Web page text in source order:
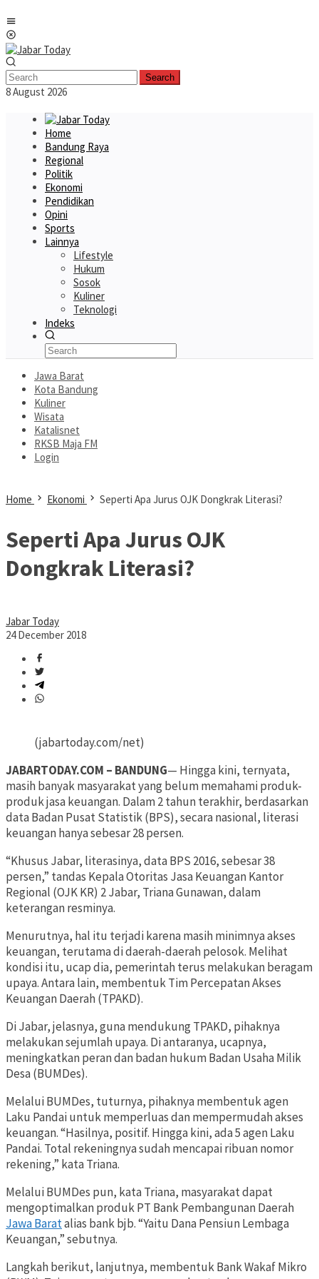
to
content
Search
8 August 2026
Home
Bandung Raya
Regional
Politik
Ekonomi
Pendidikan
Opini
Sports
Lainnya
Lifestyle
Hukum
Sosok
Kuliner
Teknologi
Indeks
Jawa Barat
Kota Bandung
Kuliner
Wisata
Katalisnet
RKSB Maja FM
Login
Home Ekonomi Seperti Apa Jurus OJK Dongkrak Literasi?
Seperti Apa Jurus OJK
Dongkrak Literasi?
Jabar Today
24 December 2018
(jabartoday.com/net)
JABARTODAY.COM – BANDUNG— Hingga kini, ternyata,
masih banyak masyarakat yang belum memahami produk-
produk jasa keuangan. Dalam 2 tahun terakhir, berdasarkan
data Badan Pusat Statistik (BPS), secara nasional, literasi
keuangan hanya sebesar 28 persen.
“Khusus Jabar, literasinya, data BPS 2016, sebesar 38
persen,” tandas Kepala Otoritas Jasa Keuangan Kantor
Regional (OJK KR) 2 Jabar, Triana Gunawan, dalam
keterangan resminya.
Menurutnya, hal itu terjadi karena masih minimnya akses
keuangan, terutama di daerah-daerah pelosok. Melihat
kondisi itu, ucap dia, pemerintah terus melakukan beragam
upaya. Antara lain, membentuk Tim Percepatan Akses
Keuangan Daerah (TPAKD).
Di Jabar, jelasnya, guna mendukung TPAKD, pihaknya
melakukan sejumlah upaya. Di antaranya, ucapnya,
meningkatkan peran dan badan hukum Badan Usaha Milik
Desa (BUMDes).
Melalui BUMDes, tuturnya, pihaknya membentuk agen
Laku Pandai untuk memperluas dan mempermudah akses
keuangan. “Hasilnya, positif. Hingga kini, ada 5 agen Laku
Pandai. Total rekeningnya sudah mencapai ribuan nomor
rekening,” kata Triana.
Melalui BUMDes pun, kata Triana, masyarakat dapat
mengoptimalkan produk PT Bank Pembangunan Daerah
Jawa Baratalias bank bjb. “Yaitu Dana Pensiun Lembaga
Keuangan,” sebutnya.
Langkah berikut, lanjutnya, membentuk Bank Wakaf Mikro